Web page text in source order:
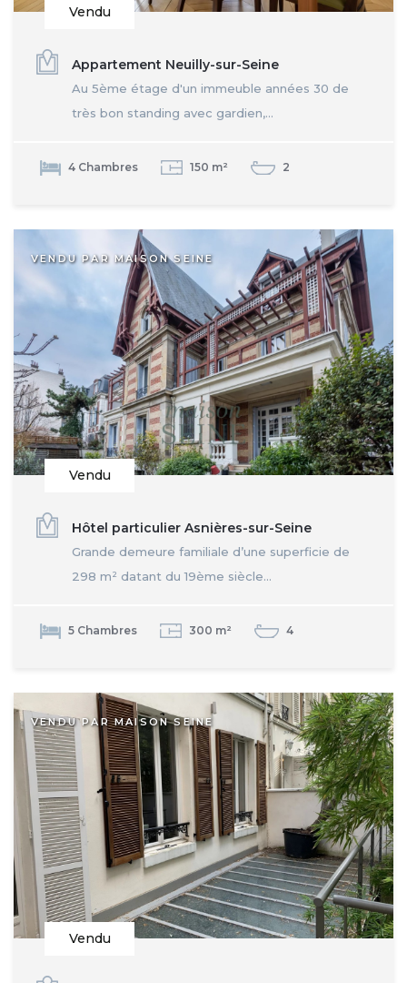
Vendu
Appartement Neuilly-sur-Seine
Au 5ème étage d'un immeuble années 30 de
très bon standing avec gardien,...
4 Chambres 150 m² 2
VENDU PAR MAISON SEINE
Vendu
Hôtel particulier Asnières-sur-Seine
Grande demeure familiale d’une superficie de
298 m² datant du 19ème siècle...
5 Chambres 300 m² 4
VENDU PAR MAISON SEINE
Vendu